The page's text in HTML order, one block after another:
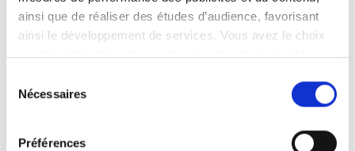
ainsi que de réaliser des études d’audience, favorisant
ainsi le développement de services. Vous avez le choix
quant à l'utilisation de vos données et à leurs finalités.
tout moment en consultant la Déclaration relative aux
cookies ou en cliquant sur l'icône de confidentialité.
Nécessaires
Préférences
Chief Doctor
Dr. Magdalena Pantu